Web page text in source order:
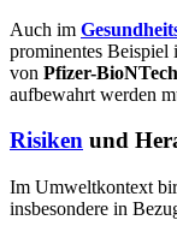
Auch im
prominentes
von Pfizer-BioNTech
aufbewahrt werden
Risiken und
Im Umweltkontext
insbesondere in